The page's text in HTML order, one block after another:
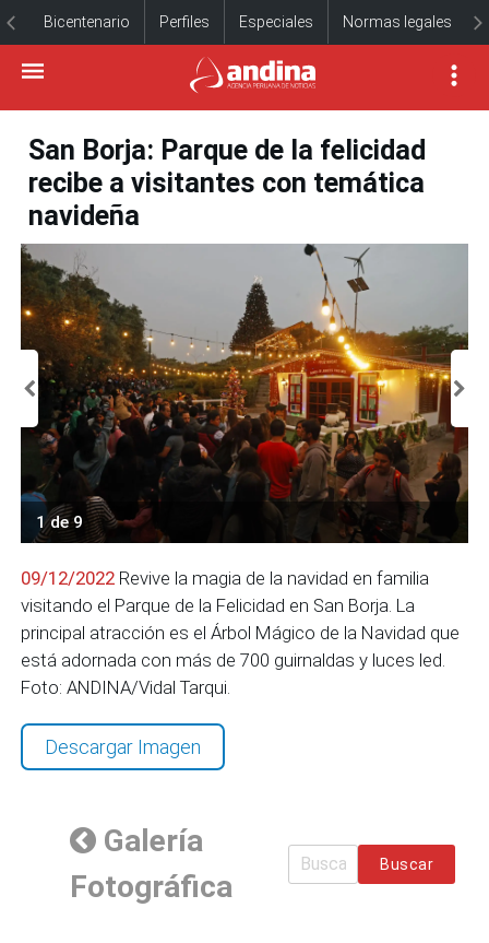
Bicentenario Perfiles Especiales Normas legales
San Borja: Parque de la felicidad
recibe a visitantes con temática
navideña
1 de 9
09/12/2022 Revive la magia de la navidad en familia
visitando el Parque de la Felicidad en San Borja. La
principal atracción es el Árbol Mágico de la Navidad que
está adornada con más de 700 guirnaldas y luces led.
Foto: ANDINA/Vidal Tarqui.
Descargar Imagen
Galería
Fotográfica
Buscar